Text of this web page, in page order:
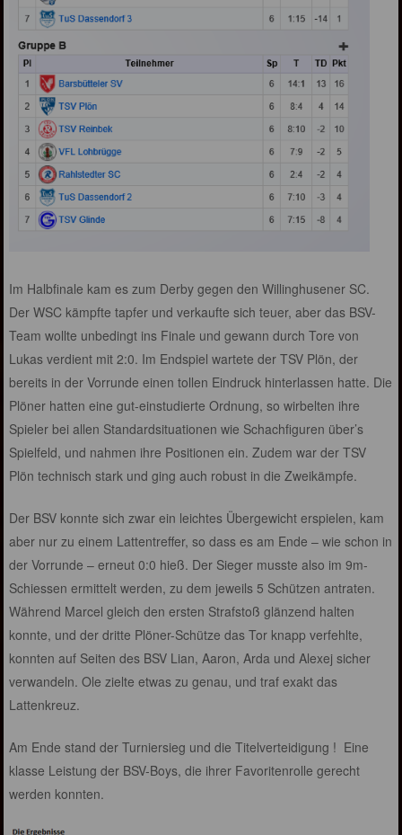
Im Halbfinale kam es zum Derby gegen den Willinghusener SC.
Der WSC kämpfte tapfer und verkaufte sich teuer, aber das BSV-
Team wollte unbedingt ins Finale und gewann durch Tore von
Lukas verdient mit 2:0. Im Endspiel wartete der TSV Plön, der
bereits in der Vorrunde einen tollen Eindruck hinterlassen hatte. Die
Plöner hatten eine gut-einstudierte Ordnung, so wirbelten ihre
Spieler bei allen Standardsituationen wie Schachfiguren über’s
Spielfeld, und nahmen ihre Positionen ein. Zudem war der TSV
Plön technisch stark und ging auch robust in die Zweikämpfe.
Der BSV konnte sich zwar ein leichtes Übergewicht erspielen, kam
aber nur zu einem Lattentreffer, so dass es am Ende – wie schon in
der Vorrunde – erneut 0:0 hieß. Der Sieger musste also im 9m-
Schiessen ermittelt werden, zu dem jeweils 5 Schützen antraten.
Während Marcel gleich den ersten Strafstoß glänzend halten
konnte, und der dritte Plöner-Schütze das Tor knapp verfehlte,
konnten auf Seiten des BSV Lian, Aaron, Arda und Alexej sicher
verwandeln. Ole zielte etwas zu genau, und traf exakt das
Lattenkreuz.
Am Ende stand der Turniersieg und die Titelverteidigung ! Eine
klasse Leistung der BSV-Boys, die ihrer Favoritenrolle gerecht
werden konnten.